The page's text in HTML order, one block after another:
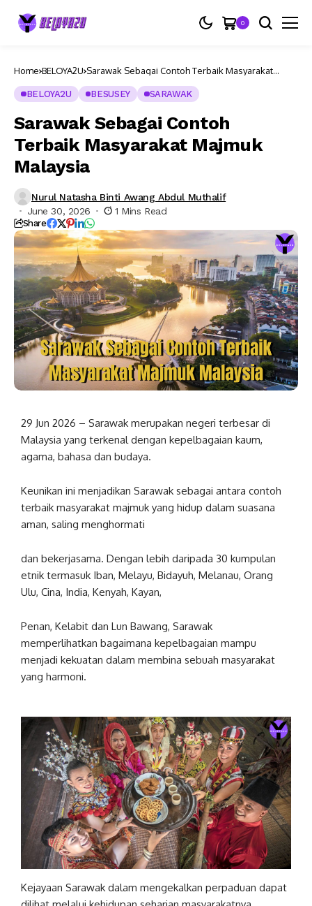
0
Home BELOYA2U Sarawak Sebagai Contoh Terbaik Masyarakat
BELOYA2U BESUSEY SARAWAK
Sarawak Sebagai Contoh
Terbaik Masyarakat Majmuk
Malaysia
Nurul Natasha Binti Awang Abdul Muthalif
June 30, 2026
1 Mins Read
Share
29 Jun 2026 – Sarawak merupakan negeri terbesar di
Malaysia yang terkenal dengan kepelbagaian kaum,
agama, bahasa dan budaya.
Keunikan ini menjadikan Sarawak sebagai antara contoh
terbaik masyarakat majmuk yang hidup dalam suasana
aman, saling menghormati
dan bekerjasama. Dengan lebih daripada 30 kumpulan
etnik termasuk Iban, Melayu, Bidayuh, Melanau, Orang
Ulu, Cina, India, Kenyah, Kayan,
Penan, Kelabit dan Lun Bawang, Sarawak
memperlihatkan bagaimana kepelbagaian mampu
menjadi kekuatan dalam membina sebuah masyarakat
yang harmoni.
Kejayaan Sarawak dalam mengekalkan perpaduan dapat